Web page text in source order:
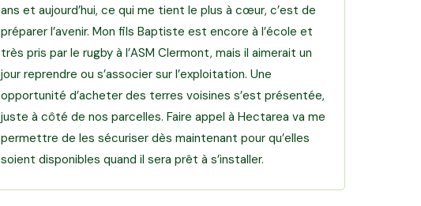
ans et aujourd’hui, ce qui me tient le plus à cœur, c’est de
préparer l’avenir. Mon fils Baptiste est encore à l’école et
très pris par le rugby à l’ASM Clermont, mais il aimerait un
jour reprendre ou s’associer sur l’exploitation. Une
opportunité d’acheter des terres voisines s’est présentée,
juste à côté de nos parcelles. Faire appel à Hectarea va me
permettre de les sécuriser dès maintenant pour qu’elles
soient disponibles quand il sera prêt à s’installer.